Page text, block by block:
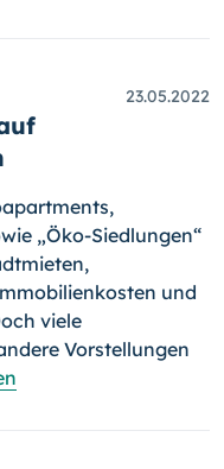
23.05.2022
„Öko-Siedlungen“
und
viele
Vor­stel­lun­gen